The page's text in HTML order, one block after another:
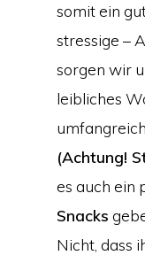
somit ein
stressige –
sorgen wir
leibliches
(Achtung!
es auch ein
Snacks
Nicht, dass